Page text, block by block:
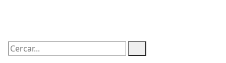
Cercar: